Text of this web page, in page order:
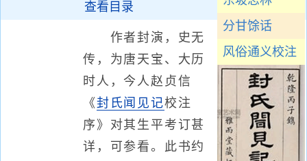
分甘馀话
风俗通义校注
查看目录
作者封演，史无
传，为唐天宝、大历
时人，今人赵贞信
《封氏闻见记校注
序》对其生平考订甚
详，可参看。此书约